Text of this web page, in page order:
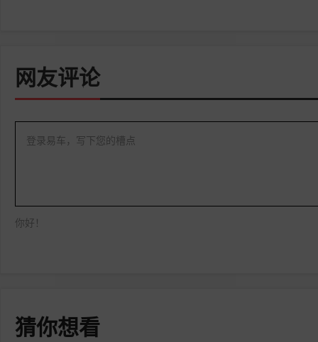
网友评论
登录易车，写下您的槽点
你好！
猜你想看